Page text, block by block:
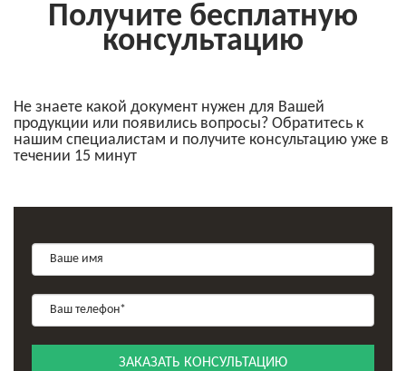
Получите бесплатную
консультацию
Не знаете какой документ нужен для Вашей
продукции или появились вопросы? Обратитесь к
нашим специалистам и получите консультацию уже в
течении 15 минут
ЗАКАЗАТЬ КОНСУЛЬТАЦИЮ